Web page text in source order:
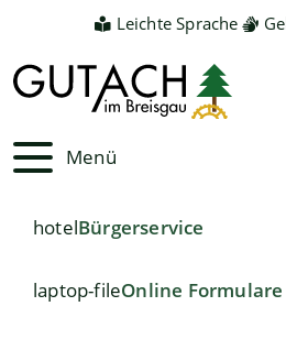
Leichte Sprache
Menü
hotelBürgerservice
laptop-fileOnline Formulare